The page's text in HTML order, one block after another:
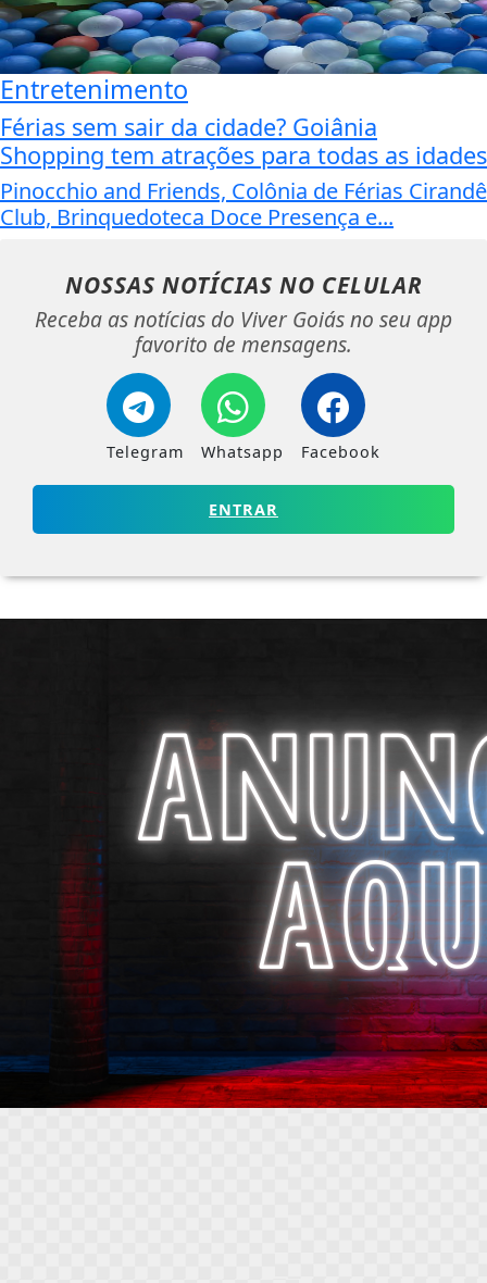
Entretenimento
Férias sem sair da cidade? Goiânia
Shopping tem atrações para todas as idades
Pinocchio and Friends, Colônia de Férias Cirandê
Club, Brinquedoteca Doce Presença e...
NOSSAS NOTÍCIAS NO CELULAR
Receba as notícias do Viver Goiás no seu app
favorito de mensagens.
Telegram Whatsapp Facebook
ENTRAR